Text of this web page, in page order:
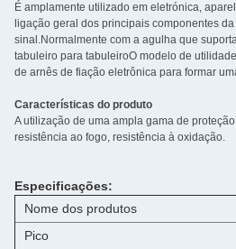
É amplamente utilizado em eletrónica,
ligação geral dos principais componentes
sinal.Normalmente com a agulha que
tabuleiro para tabuleiroO modelo de
de arnês de fiação eletrônica para formar
Características do produto
A utilização de uma ampla gama de
resistência ao fogo, resistência à oxidação.
Especificações:
Nome dos produtos
Pico